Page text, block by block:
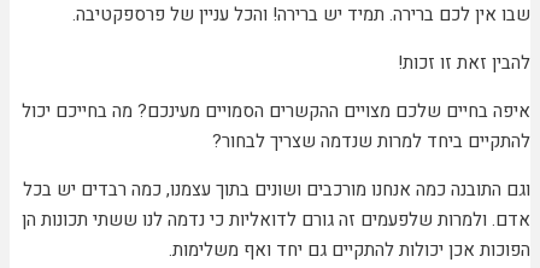
לכם ברירה. תמיד יש ברירה! והכל עניין של פרספקטיבה.
זאת זו זכות!
שלכם מצויים ההקשרים הסמויים מעינכם? מה בחייכם יכול
ביחד למרות שנדמה שצריך לבחור?
כמה אנחנו מורכבים ושונים בתוך עצמנו, כמה רבדים יש בכל
שלפעמים זה גורם לדואליות כי נדמה לנו ששתי תכונות הן
אכן יכולות להתקיים גם יחד ואף משלימות.